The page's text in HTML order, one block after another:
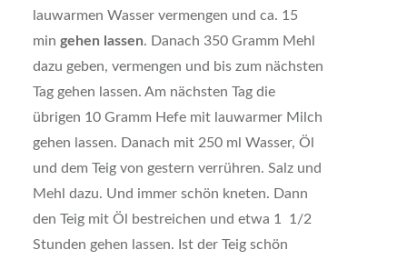
lauwarmen Wasser vermengen und ca. 15
min gehen lassen. Danach 350 Gramm Mehl
dazu geben, vermengen und bis zum nächsten
Tag gehen lassen. Am nächsten Tag die
übrigen 10 Gramm Hefe mit lauwarmer Milch
gehen lassen. Danach mit 250 ml Wasser, Öl
und dem Teig von gestern verrühren. Salz und
Mehl dazu. Und immer schön kneten. Dann
den Teig mit Öl bestreichen und etwa 1 1/2
Stunden gehen lassen. Ist der Teig schön